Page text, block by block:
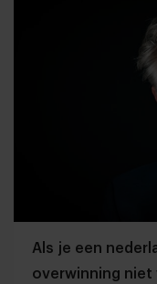
Als je een
overwinning niet